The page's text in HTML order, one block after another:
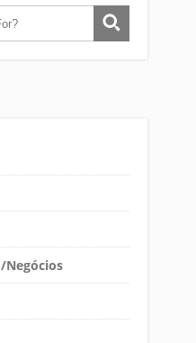
Negócios